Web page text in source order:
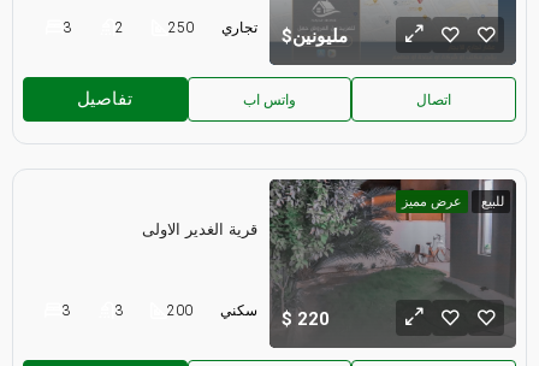
مليونين 3 2 250 تجاري
تفاصيل واتس اب اتصال
للبيع عرض مميز
220
قرية الغدير الاولى
3 3 200 سكني